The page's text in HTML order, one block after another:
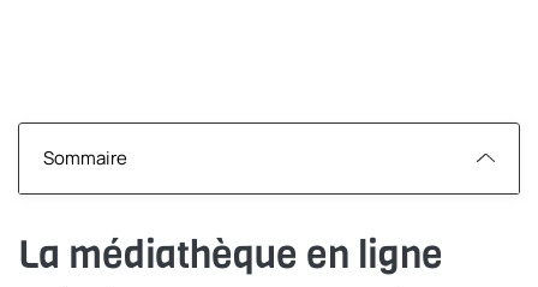
Sommaire
La médiathèque en ligne